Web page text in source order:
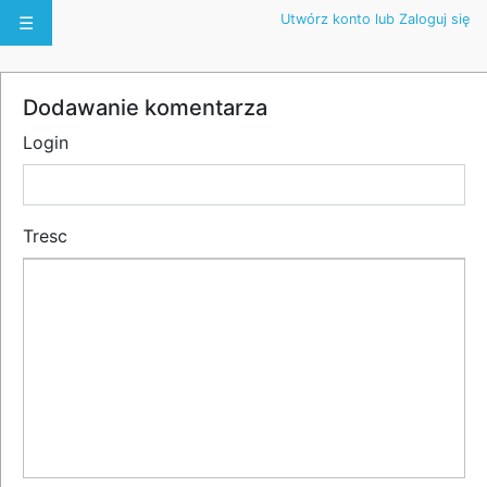
☰ Utwórz konto lub Zaloguj się
Dodawanie komentarza
Login
Tresc